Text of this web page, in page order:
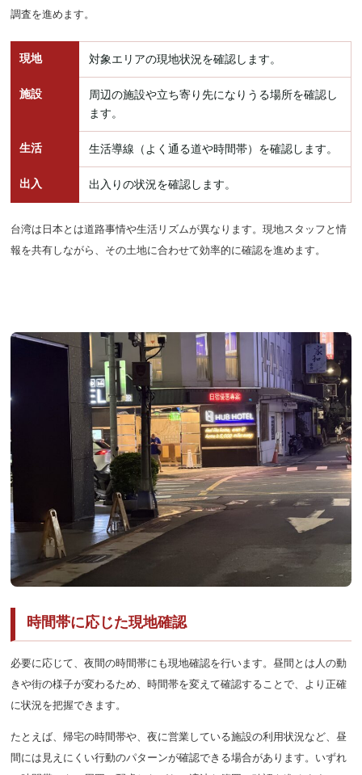
調査を進めます。
現地 対象エリアの現地状況を確認します。
施設
周辺の施設や立ち寄り先になりうる場所を確認し
ます。
生活 生活導線（よく通る道や時間帯）を確認します。
出入 出入りの状況を確認します。
台湾は日本とは道路事情や生活リズムが異なります。現地スタッフと情
報を共有しながら、その土地に合わせて効率的に確認を進めます。
時間帯に応じた現地確認
必要に応じて、夜間の時間帯にも現地確認を行います。昼間とは人の動
きや街の様子が変わるため、時間帯を変えて確認することで、より正確
に状況を把握できます。
たとえば、帰宅の時間帯や、夜に営業している施設の利用状況など、昼
間には見えにくい行動のパターンが確認できる場合があります。いずれ